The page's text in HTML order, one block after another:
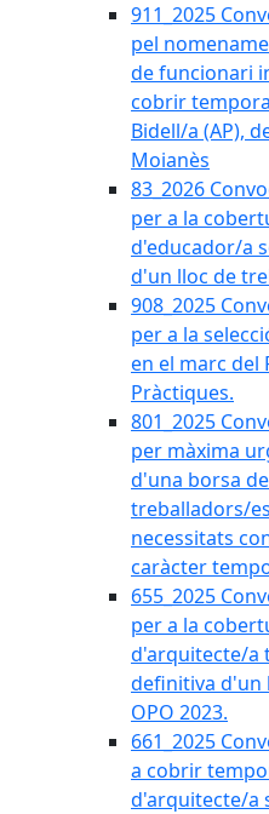
911_2025
pel
de funcionari
cobrir
Bidell/a (AP),
Moianès
83_2026
per a la
d'educador/a
d'un lloc de
908_2025
per a la
en el marc del
Pràctiques.
801_2025
per màxima
d'una borsa
treballadors/
necessitats
caràcter
655_2025
per a la
d'arquitecte/a
definitiva d'un
OPO 2023.
661_2025
a cobrir
d'arquitecte/a